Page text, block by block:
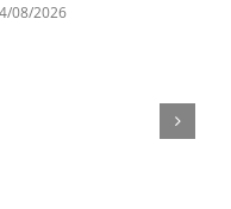
08/2026